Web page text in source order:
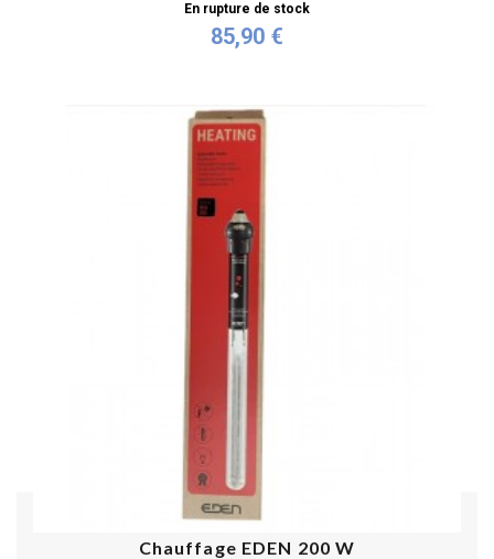
En rupture de stock
85,90 €
Chauffage EDEN 200 W